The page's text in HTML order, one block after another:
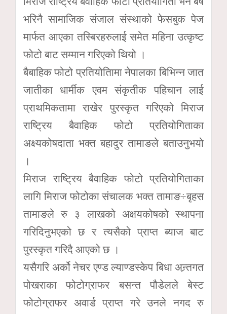
भरिनै सामाजिक संजाल संस्थाको फेसबुक पेज
मार्फत आएका तस्बिरहरुलाई समेत महिना उत्कृष्ट
फोटो बाट सम्मान गरिएको थियो ।
बैबाहिक फोटो प्रतियोतिामा नेपालका बिभिन्न जात
जातीका धार्मीक एवम संकृतीक पहिचान लाई
प्राथमिकतामा राखेर पुरस्कृत गरिएको मिराज
राष्ट्रिय बैवाहिक फोटो प्रतियोगिताका
अक्ष्यकोषदाता भक्त बहादुर तामाङले बताउनुभयो
।
मिराज राष्ट्रिय बैवाहिक फोटो प्रतियोगिताका
लागि मिराज फोटोका संचालक भक्त तामाङ÷बृहस
तामाङले रु ३ लाखको अक्षयकोषको स्थापना
गरिदिनुभएको छ र त्यसैको प्राप्त ब्याज बाट
पुरस्कृत गरिदै आएको छ ।
यसैगरि अर्को नेचर एण्ड ल्याण्डस्केप बिधा अन्र्तगत
पोखराका फोटोग्राफर बसन्त पौडेलले बेस्ट
फोटोग्राफर अवार्ड प्राप्त गरे उनले नगद रु